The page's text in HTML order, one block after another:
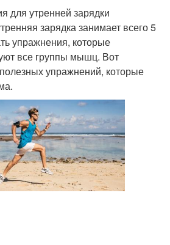
для утренней зарядки
зарядка занимает всего 5
упражнения, которые
все группы мышц. Вот
упражнений, которые